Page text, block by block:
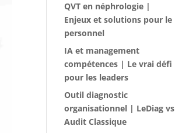
QVT en néphrologie |
Enjeux et solutions pour le
personnel
IA et management
compétences | Le vrai défi
pour les leaders
Outil diagnostic
organisationnel | LeDiag vs
Audit Classique